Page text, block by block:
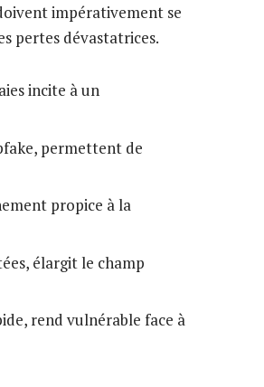
impérativement se
pertes dévastatrices.
incite à un
permettent de
propice à la
élargit le champ
rend vulnérable face à